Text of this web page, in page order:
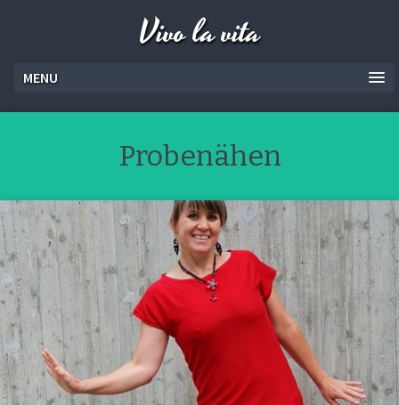
Vivo la vita
MENU
Probenähen